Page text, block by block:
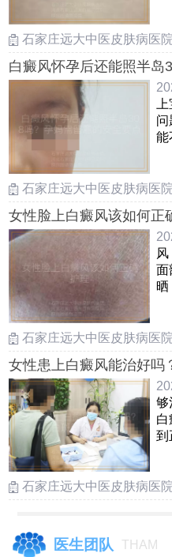
石家庄远大中医皮肤病
白癜风怀孕后还能照半岛
要点
问
能
石家庄远大中医皮肤病
女性脸上白癜风该如何正
面
晒
石家庄远大中医皮肤病
女性患上白癜风能治好吗
够
白
到
石家庄远大中医皮肤病
医生团队 THAM